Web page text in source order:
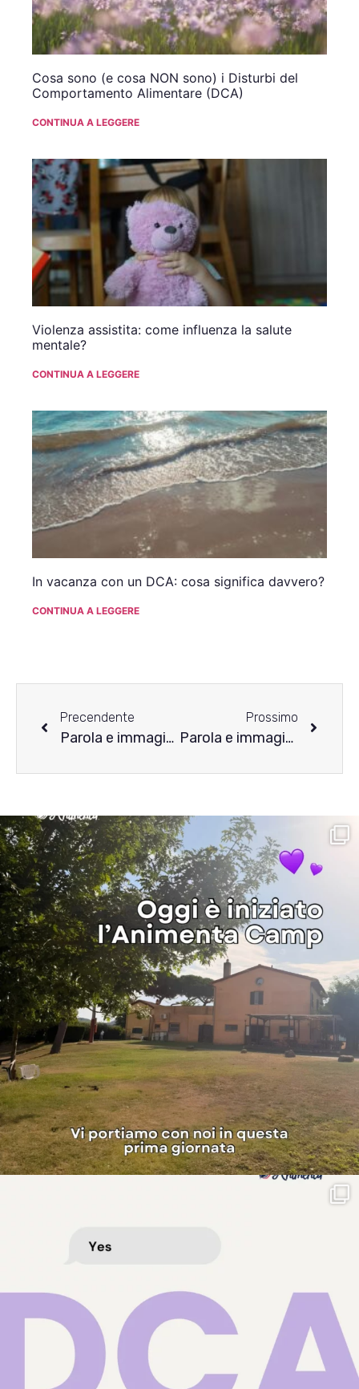
Cosa sono (e cosa NON sono) i Disturbi del
Comportamento Alimentare (DCA)
CONTINUA A LEGGERE
Violenza assistita: come influenza la salute
mentale?
CONTINUA A LEGGERE
In vacanza con un DCA: cosa significa davvero?
CONTINUA A LEGGERE
Precendente
Parola e immagine nei disturbi alimentari – prima parte
Prossimo
Parola e immagine nei disturbi alimentari – terza parte